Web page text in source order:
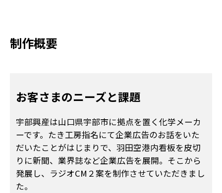
制作概要
お客さまのニーズと課題
宇部興産は山口県宇部市に拠点を置く化学メーカ
ーです。たき工房指名にて企業広告のお話をいた
だいたことがはじまりで、羽田空港内看板を皮切
りに新聞、業界誌など企業広告を展開。そこから
発展し、ラジオCM２案を制作させていただきまし
た。